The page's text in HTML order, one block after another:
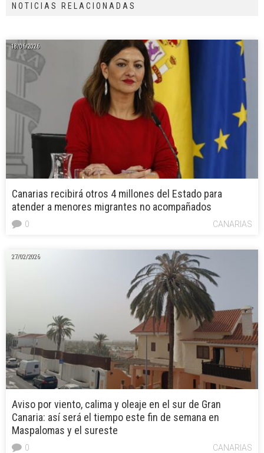
NOTICIAS RELACIONADAS
18/06/2026
Canarias recibirá otros 4 millones del Estado para
atender a menores migrantes no acompañados
CANARIAS
0
27/02/2026
Aviso por viento, calima y oleaje en el sur de Gran
Canaria: así será el tiempo este fin de semana en
Maspalomas y el sureste
CANARIAS
0